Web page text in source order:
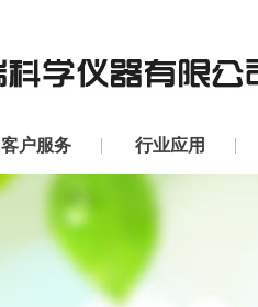
客户服务 行业应用